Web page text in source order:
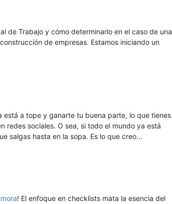
de Trabajo y cómo determinarlo en el caso de una
de empresas. Estamos iniciando un
está a tope y ganarte tu buena parte, lo que tienes
redes sociales. O sea, si todo el mundo ya está
salgas hasta en la sopa. Es lo que creo...
! El enfoque en checklists mata la esencia del